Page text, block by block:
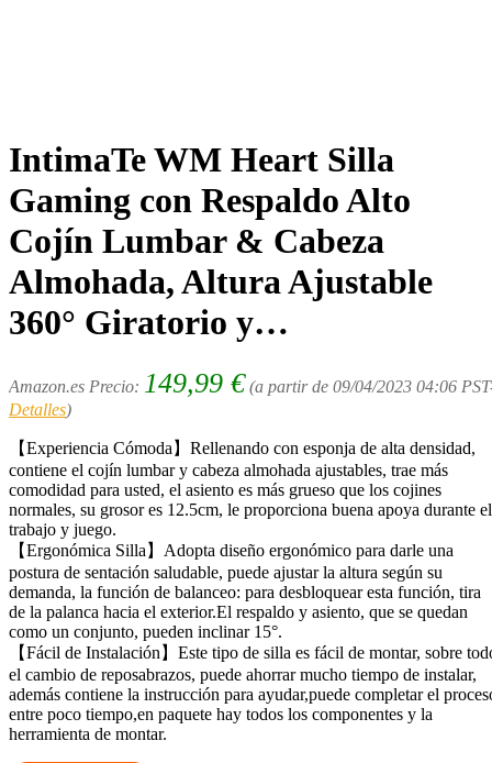
IntimaTe WM Heart Silla
Gaming con Respaldo Alto
Cojín Lumbar & Cabeza
Almohada, Altura Ajustable
360° Giratorio y…
Amazon.es Precio: 149,99 € (a partir de 09/04/2023 04:06
Detalles)
【Experiencia Cómoda】Rellenando con esponja de alta densidad,
contiene el cojín lumbar y cabeza almohada ajustables, trae más
comodidad para usted, el asiento es más grueso que los cojines
normales, su grosor es 12.5cm, le proporciona buena apoya durante el
trabajo y juego.
【Ergonómica Silla】Adopta diseño ergonómico para darle una
postura de sentación saludable, puede ajustar la altura según su
demanda, la función de balanceo: para desbloquear esta función, tira
de la palanca hacia el exterior.El respaldo y asiento, que se quedan
como un conjunto, pueden inclinar 15°.
【Fácil de Instalación】Este tipo de silla es fácil de montar, sobre
el cambio de reposabrazos, puede ahorrar mucho tiempo de instalar,
además contiene la instrucción para ayudar,puede completar el
entre poco tiempo,en paquete hay todos los componentes y la
herramienta de montar.